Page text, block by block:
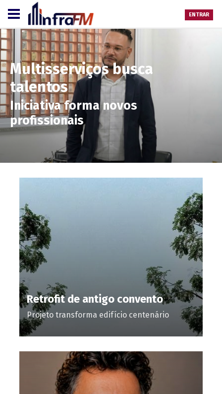
ENTRAR
Multisserviços busca
talentos
Iniciativa forma novos
profissionais
Retrofit de antigo convento
Projeto transforma edifício centenário